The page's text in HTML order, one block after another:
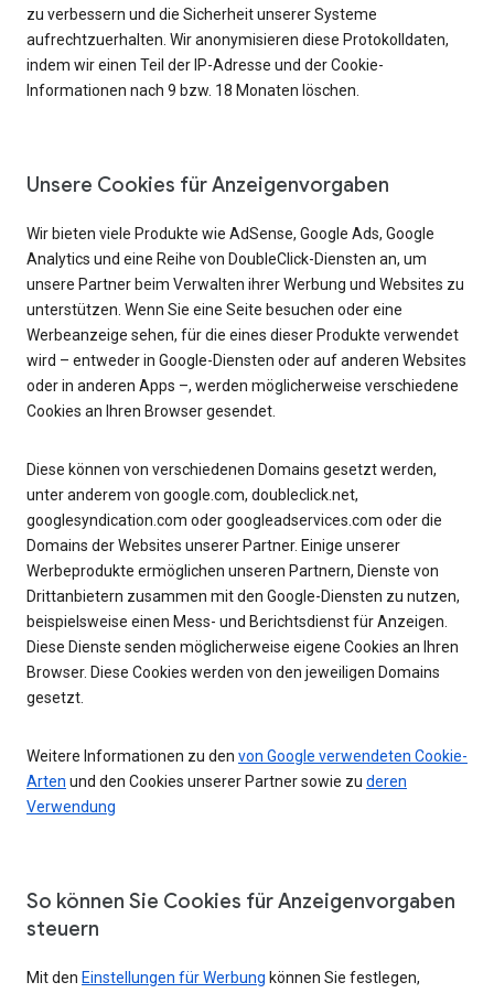
zu verbessern und die Sicherheit unserer Systeme
aufrechtzuerhalten. Wir anonymisieren diese Protokolldaten,
indem wir einen Teil der IP-Adresse und der Cookie-
Informationen nach 9 bzw. 18 Monaten löschen.
Unsere Cookies für Anzeigenvorgaben
Wir bieten viele Produkte wie AdSense, Google Ads, Google
Analytics und eine Reihe von DoubleClick-Diensten an, um
unsere Partner beim Verwalten ihrer Werbung und Websites zu
unterstützen. Wenn Sie eine Seite besuchen oder eine
Werbeanzeige sehen, für die eines dieser Produkte verwendet
wird – entweder in Google-Diensten oder auf anderen Websites
oder in anderen Apps –, werden möglicherweise verschiedene
Cookies an Ihren Browser gesendet.
Diese können von verschiedenen Domains gesetzt werden,
unter anderem von google.com, doubleclick.net,
googlesyndication.com oder googleadservices.com oder die
Domains der Websites unserer Partner. Einige unserer
Werbeprodukte ermöglichen unseren Partnern, Dienste von
Drittanbietern zusammen mit den Google-Diensten zu nutzen,
beispielsweise einen Mess- und Berichtsdienst für Anzeigen.
Diese Dienste senden möglicherweise eigene Cookies an Ihren
Browser. Diese Cookies werden von den jeweiligen Domains
gesetzt.
Weitere Informationen zu den von Google verwendeten Cookie-
Arten und den Cookies unserer Partner sowie zu deren
Verwendung
So können Sie Cookies für Anzeigenvorgaben
steuern
Mit den Einstellungen für Werbung können Sie festlegen,